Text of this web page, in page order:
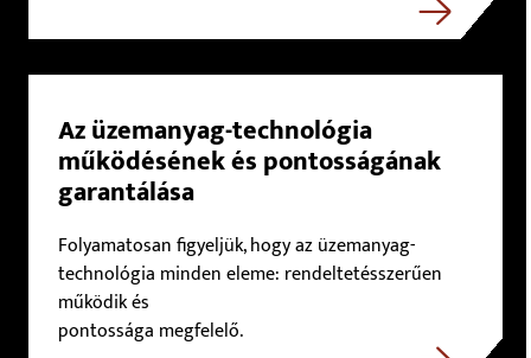
Az üzemanyag-technológia
működésének és pontosságának
garantálása
Folyamatosan figyeljük, hogy az üzemanyag-
technológia minden eleme: rendeltetésszerűen
működik és
pontossága megfelelő.